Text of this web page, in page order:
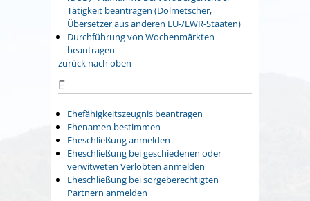
Tätigkeit beantragen (Dolmetscher,
Übersetzer aus anderen EU-/EWR-Staaten)
Durchführung von Wochenmärkten
beantragen
zurück nach oben
E
Ehefähigkeitszeugnis beantragen
Ehenamen bestimmen
Eheschließung anmelden
Eheschließung bei geschiedenen oder
verwitweten Verlobten anmelden
Eheschließung bei sorgeberechtigten
Partnern anmelden